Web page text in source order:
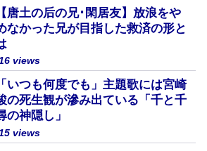
【唐土の后の兄･閑居友】放浪をや
なかった兄が目指した救済の形と
views
「いつも何度でも」主題歌には宮崎
の死生観が滲み出ている「千と千
の神隠し」
views